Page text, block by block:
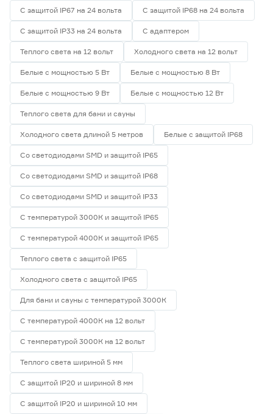
Гарантия
1 год
3 года
С защитой IP67 на 24 вольта С защитой IP68 на 24 вольта
С защитой IP33 на 24 вольта С адаптером
Теплого света на 12 вольт Холодного света на 12 вольт
Белые с мощностью 5 Вт Белые с мощностью 8 Вт
Белые с мощностью 9 Вт Белые с мощностью 12 Вт
Теплого света для бани и сауны
Холодного света длиной 5 метров Белые с защитой IP68
Со светодиодами SMD и защитой IP65
Со светодиодами SMD и защитой IP68
Со светодиодами SMD и защитой IP33
С температурой 3000К и защитой IP65
С температурой 4000К и защитой IP65
Теплого света с защитой IP65
Холодного света с защитой IP65
Для бани и сауны с температурой 3000К
С температурой 4000К на 12 вольт
С температурой 3000К на 12 вольт
Теплого света шириной 5 мм
С защитой IP20 и шириной 8 мм
С защитой IP20 и шириной 10 мм